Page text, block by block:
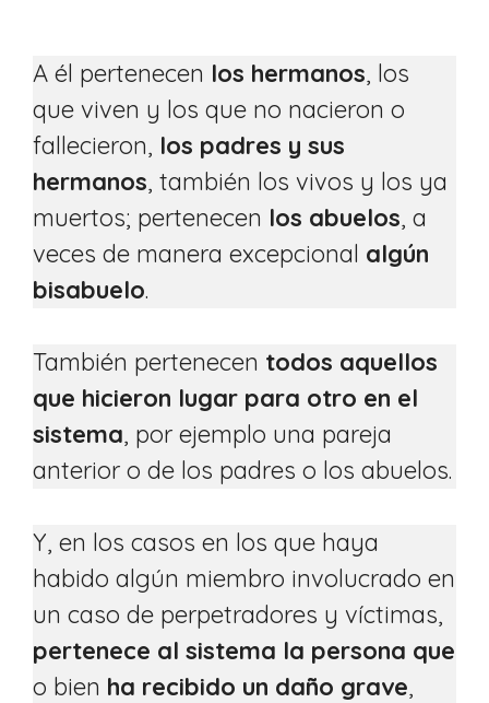
A él pertenecen los hermanos, los
que viven y los que no nacieron o
fallecieron, los padres y sus
hermanos, también los vivos y los ya
muertos; pertenecen los abuelos, a
veces de manera excepcional algún
bisabuelo.
También pertenecen todos aquellos
que hicieron lugar para otro en el
sistema, por ejemplo una pareja
anterior o de los padres o los abuelos.
Y, en los casos en los que haya
habido algún miembro involucrado en
un caso de perpetradores y víctimas,
pertenece al sistema la persona que
o bien ha recibido un daño grave,